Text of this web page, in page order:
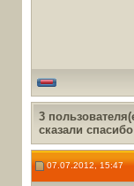
3
сказали
07.07.2012, 15:47